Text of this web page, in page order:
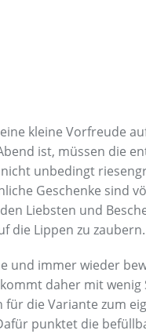
kleine Vorfreude
ist, müssen die
unbedingt
Geschenke sind
Liebsten und
die Lippen zu zaubern.
und immer wieder
daher mit wenig
für die Variante zum
punktet die